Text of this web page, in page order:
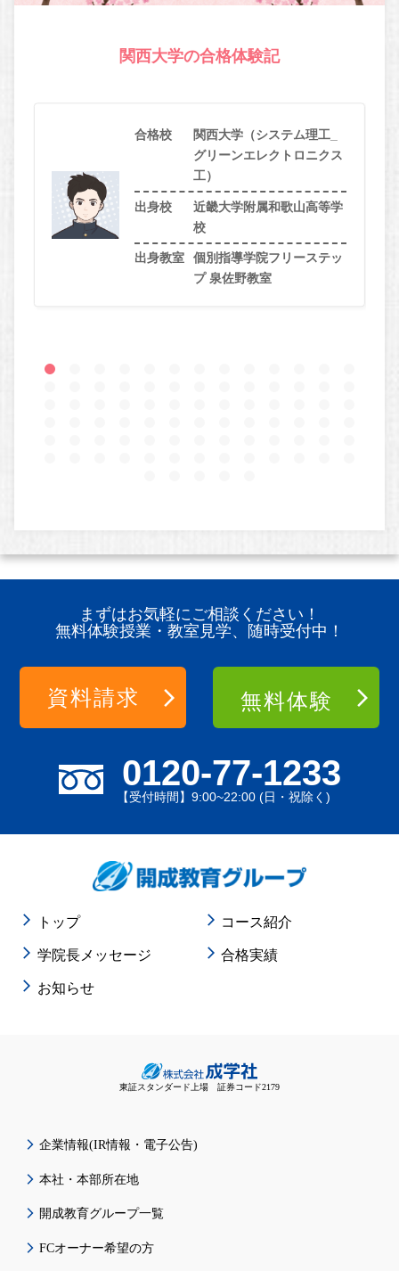
関西大学の合格体験記
合格校
関西大学（システム理工_
グリーンエレクトロニクス
工）
出身校
近畿大学附属和歌山高等学
校
出身教室
個別指導学院フリーステッ
プ 泉佐野教室
まずはお気軽にご相談ください！
無料体験授業・教室見学、随時受付中！
0120-77-1233
【受付時間】9:00~22:00 (日・祝除く)
資料請求 無料体験
トップ コース紹介
学院長メッセージ 合格実績
お知らせ
東証スタンダード上場 証券コード2179
企業情報(IR情報・電子公告)
本社・本部所在地
開成教育グループ一覧
FCオーナー希望の方